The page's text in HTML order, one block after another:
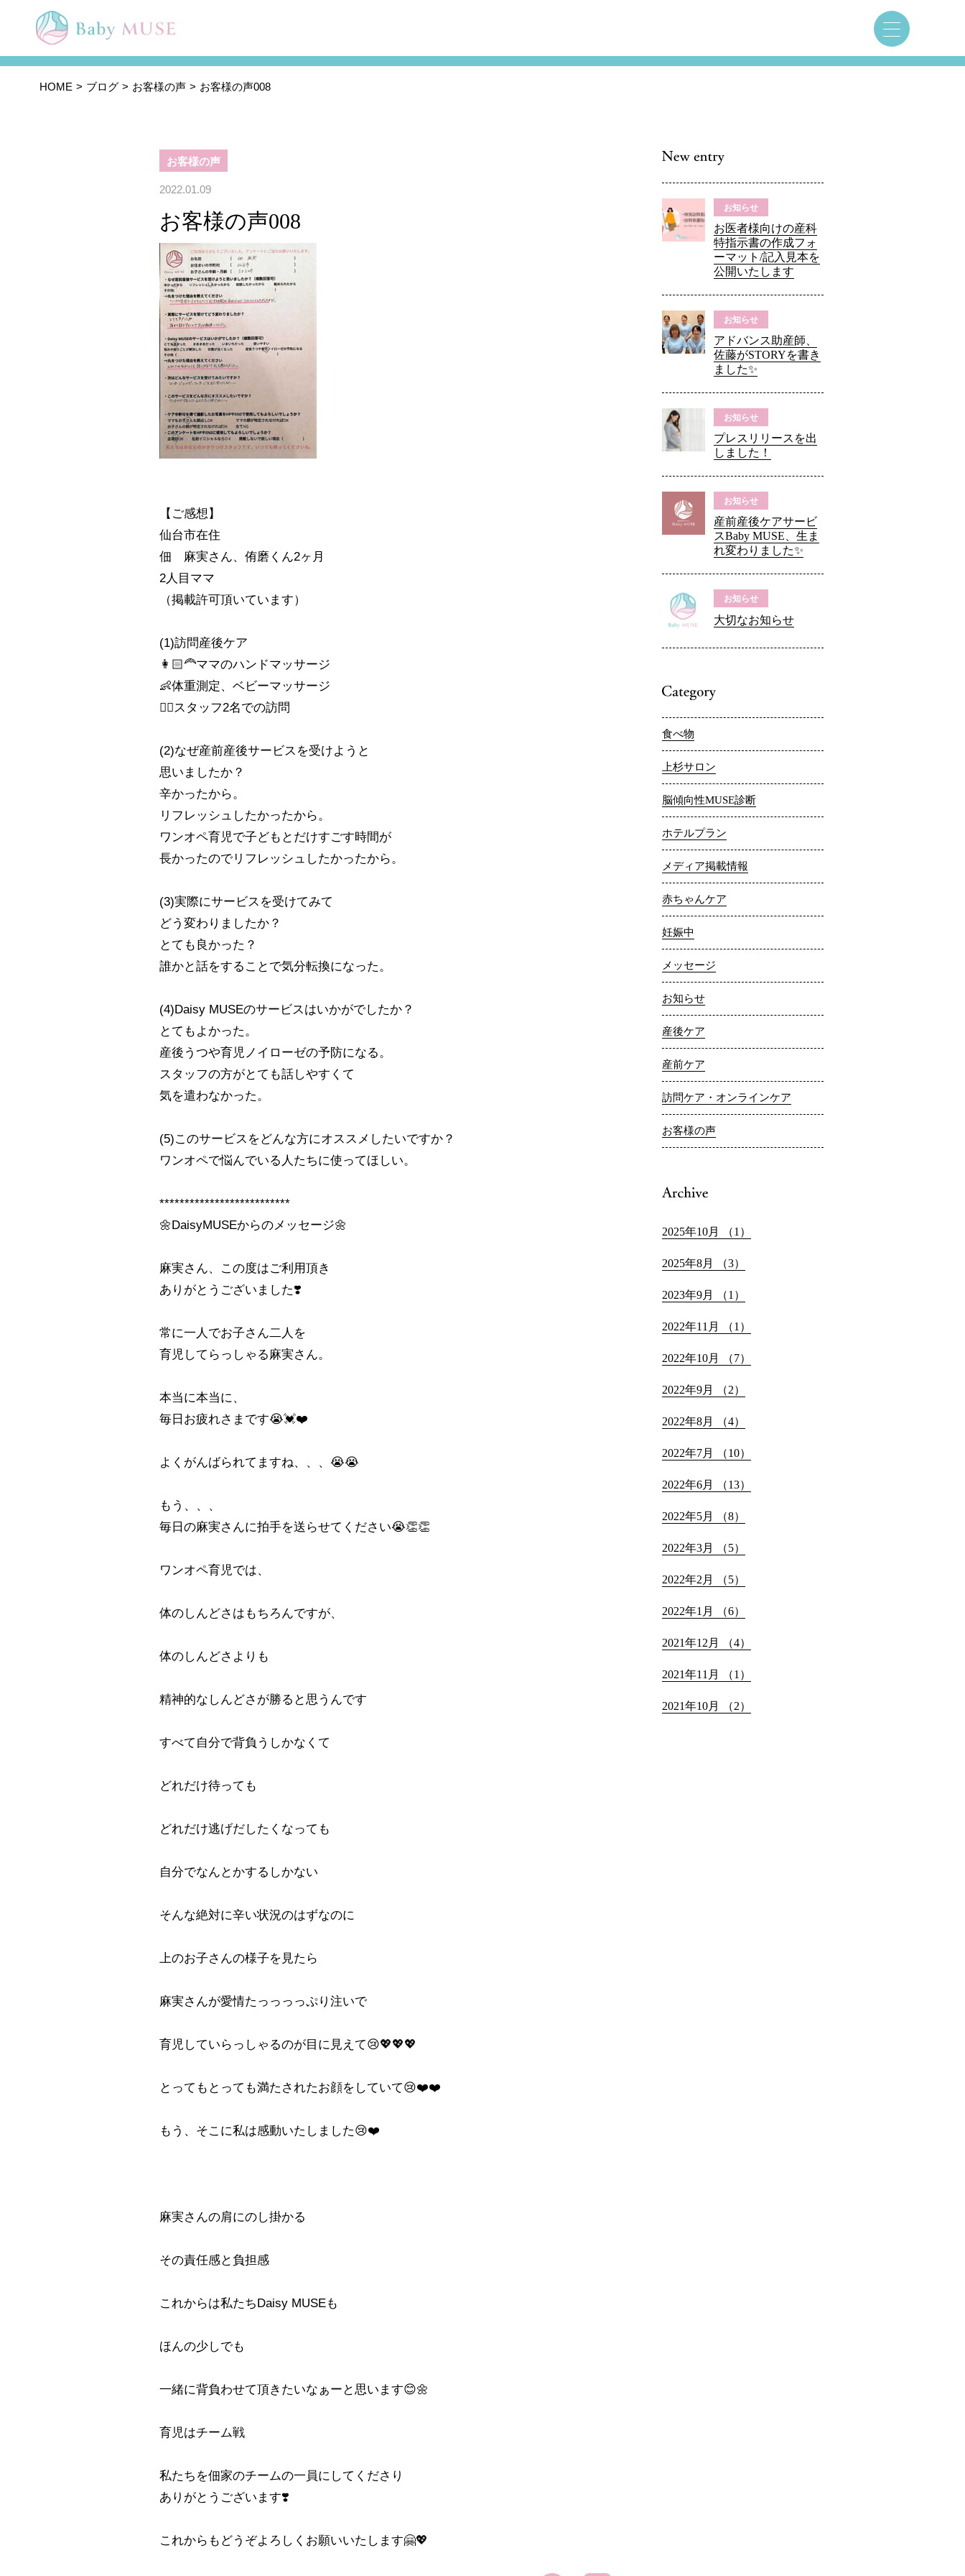
HOME ブログ お客様の声 お客様の声008
お客様の声
2022.01.09
お客様の声008
【ご感想】
仙台市在住
佃 麻実さん、侑磨くん2ヶ月
2人目ママ
⁡（掲載許可頂いています）
(1)訪問産後ケア
👩🏻‍🦰ママのハンドマッサージ
👶体重測定、ベビーマッサージ
👩‍⚕️スタッフ2名での訪問
(2)なぜ産前産後サービスを受けようと
思いましたか？
辛かったから。
リフレッシュしたかったから。
ワンオペ育児で子どもとだけすごす時間が
長かったのでリフレッシュしたかったから。
(3)実際にサービスを受けてみて
どう変わりましたか？
とても良かった？
誰かと話をすることで気分転換になった。
(4)Daisy MUSEのサービスはいかがでしたか？
とてもよかった。
産後うつや育児ノイローゼの予防になる。
スタッフの方がとても話しやすくて
気を遣わなかった。
(5)このサービスをどんな方にオススメしたいですか？
ワンオペで悩んでいる人たちに使ってほしい。
**************************
🌼DaisyMUSEからのメッセージ🌼
麻実さん、この度はご利用頂き
ありがとうございました❣️
常に一人でお子さん二人を
育児してらっしゃる麻実さん。
本当に本当に、
毎日お疲れさまです😭💓❤️
よくがんばられてますね、、、😭😭
もう、、、
毎日の麻実さんに拍手を送らせてください😭👏👏
ワンオペ育児では、
体のしんどさはもちろんですが、
体のしんどさよりも
精神的なしんどさが勝ると思うんです
すべて自分で背負うしかなくて
どれだけ待っても
どれだけ逃げだしたくなっても
自分でなんとかするしかない
そんな絶対に辛い状況のはずなのに
上のお子さんの様子を見たら
麻実さんが愛情たっっっっぷり注いで
育児していらっしゃるのが目に見えて😢💖💖💖
とってもとっても満たされたお顔をしていて😢❤️❤️
もう、そこに私は感動いたしました😢❤️
麻実さんの肩にのし掛かる
その責任感と負担感
これからは私たちDaisy MUSEも
ほんの少しでも
一緒に背負わせて頂きたいなぁーと思います😊🌼
育児はチーム戦
私たちを佃家のチームの一員にしてくださり
ありがとうございます❣️
これからもどうぞよろしくお願いいたします🤗💖
お知らせ
お医者様向けの産科
特指示書の作成フォ
ーマット/記入見本を
公開いたします
お知らせ
アドバンス助産師、
佐藤がSTORYを書き
ました✨
お知らせ
プレスリリースを出
しました！
お知らせ
産前産後ケアサービ
スBaby MUSE、生ま
れ変わりました✨
お知らせ
大切なお知らせ
食べ物
上杉サロン
脳傾向性MUSE診断
ホテルプラン
メディア掲載情報
赤ちゃんケア
妊娠中
メッセージ
お知らせ
産後ケア
産前ケア
訪問ケア・オンラインケア
お客様の声
2025年10月 （1）
2025年8月 （3）
2023年9月 （1）
2022年11月 （1）
2022年10月 （7）
2022年9月 （2）
2022年8月 （4）
2022年7月 （10）
2022年6月 （13）
2022年5月 （8）
2022年3月 （5）
2022年2月 （5）
2022年1月 （6）
2021年12月 （4）
2021年11月 （1）
2021年10月 （2）